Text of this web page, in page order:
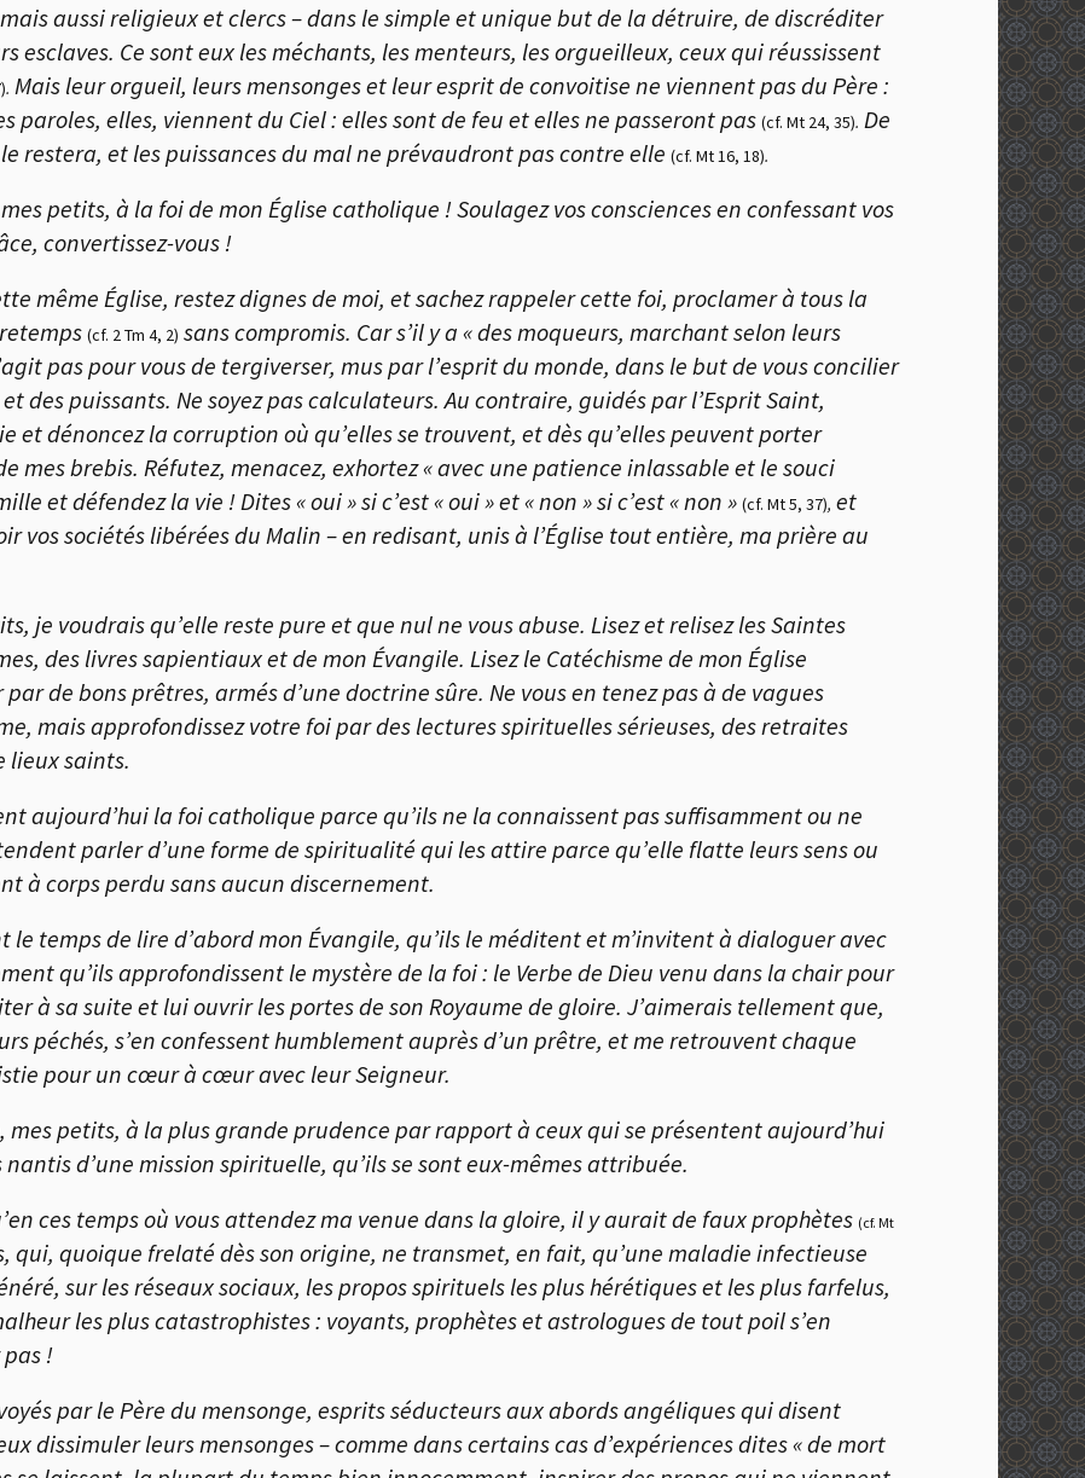
aussi religieux et clercs – dans le simple et unique but de la détruire, de discréditer
esclaves. Ce sont eux les méchants, les menteurs, les orgueilleux, ceux qui réussissent
. Mais leur orgueil, leurs mensonges et leur esprit de convoitise ne viennent pas du Père :
paroles, elles, viennent du Ciel : elles sont de feu et elles ne passeront pas (cf. Mt 24, 35). De
restera, et les puissances du mal ne prévaudront pas contre elle (cf. Mt 16, 18).
petits, à la foi de mon Église catholique ! Soulagez vos consciences en confessant vos
convertissez-vous !
même Église, restez dignes de moi, et sachez rappeler cette foi, proclamer à tous la
(cf. 2 Tm 4, 2) sans compromis. Car s’il y a « des moqueurs, marchant selon leurs
pas pour vous de tergiverser, mus par l’esprit du monde, dans le but de vous concilier
des puissants. Ne soyez pas calculateurs. Au contraire, guidés par l’Esprit Saint,
et dénoncez la corruption où qu’elles se trouvent, et dès qu’elles peuvent porter
brebis. Réfutez, menacez, exhortez « avec une patience inlassable et le souci
et défendez la vie ! Dites « oui » si c’est « oui » et « non » si c’est « non » (cf. Mt 5, 37), et
vos sociétés libérées du Malin – en redisant, unis à l’Église tout entière, ma prière au
je voudrais qu’elle reste pure et que nul ne vous abuse. Lisez et relisez les Saintes
des livres sapientiaux et de mon Évangile. Lisez le Catéchisme de mon Église
de bons prêtres, armés d’une doctrine sûre. Ne vous en tenez pas à de vagues
mais approfondissez votre foi par des lectures spirituelles sérieuses, des retraites
lieux saints.
aujourd’hui la foi catholique parce qu’ils ne la connaissent pas suffisamment ou ne
parler d’une forme de spiritualité qui les attire parce qu’elle flatte leurs sens ou
à corps perdu sans aucun discernement.
le temps de lire d’abord mon Évangile, qu’ils le méditent et m’invitent à dialoguer avec
qu’ils approfondissent le mystère de la foi : le Verbe de Dieu venu dans la chair pour
à sa suite et lui ouvrir les portes de son Royaume de gloire. J’aimerais tellement que,
péchés, s’en confessent humblement auprès d’un prêtre, et me retrouvent chaque
pour un cœur à cœur avec leur Seigneur.
mes petits, à la plus grande prudence par rapport à ceux qui se présentent aujourd’hui
d’une mission spirituelle, qu’ils se sont eux-mêmes attribuée.
ces temps où vous attendez ma venue dans la gloire, il y aurait de faux prophètes (cf. Mt
qui, quoique frelaté dès son origine, ne transmet, en fait, qu’une maladie infectieuse
sur les réseaux sociaux, les propos spirituels les plus hérétiques et les plus farfelus,
les plus catastrophistes : voyants, prophètes et astrologues de tout poil s’en
!
par le Père du mensonge, esprits séducteurs aux abords angéliques qui disent
dissimuler leurs mensonges – comme dans certains cas d’expériences dites « de mort